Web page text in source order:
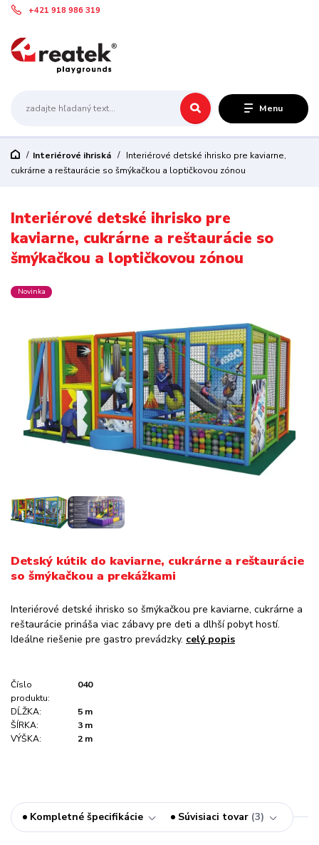
Menu
+421 918 986 319
Interiérové ihriská
Interiérové detské ihrisko pre kaviarne,
cukrárne a reštaurácie so šmýkačkou a loptičkovou zónou
Interiérové detské ihrisko pre
kaviarne, cukrárne a reštaurácie so
šmýkačkou a loptičkovou zónou
Novinka
Detský kútik do kaviarne, cukrárne a reštaurácie
so šmýkačkou a prekážkami
Interiérové detské ihrisko so šmýkačkou pre kaviarne, cukrárne a
reštaurácie prináša viac zábavy pre deti a dlhší pobyt hostí.
Ideálne riešenie pre gastro prevádzky. celý popis
Číslo
produktu:
040
DĹŽKA:
5 m
ŠÍRKA:
3 m
VÝŠKA:
2 m
Kompletné špecifikácie Súvisiaci tovar 3